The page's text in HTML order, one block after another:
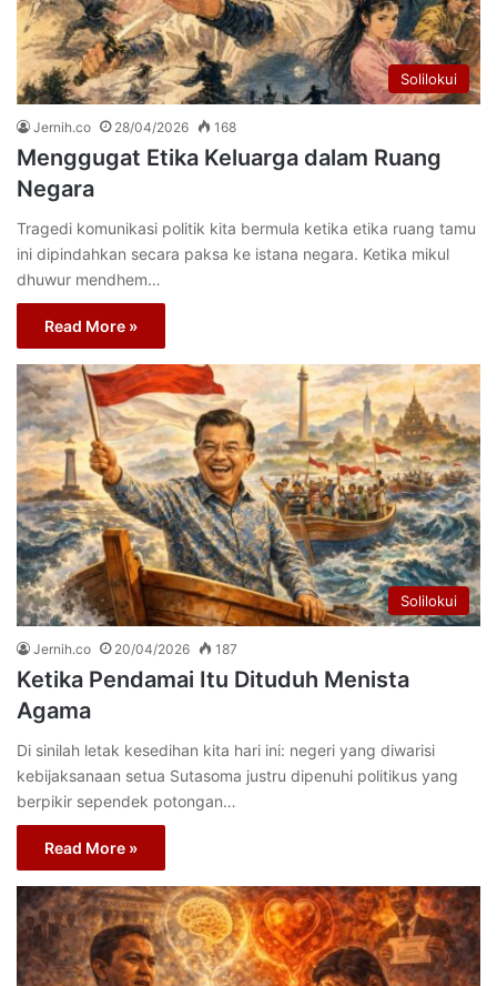
Solilokui
Jernih.co 28/04/2026 168
Menggugat Etika Keluarga dalam Ruang
Negara
Tragedi komunikasi politik kita bermula ketika etika ruang tamu
ini dipindahkan secara paksa ke istana negara. Ketika mikul
dhuwur mendhem…
Read More »
Solilokui
Jernih.co 20/04/2026 187
Ketika Pendamai Itu Dituduh Menista
Agama
Di sinilah letak kesedihan kita hari ini: negeri yang diwarisi
kebijaksanaan setua Sutasoma justru dipenuhi politikus yang
berpikir sependek potongan…
Read More »